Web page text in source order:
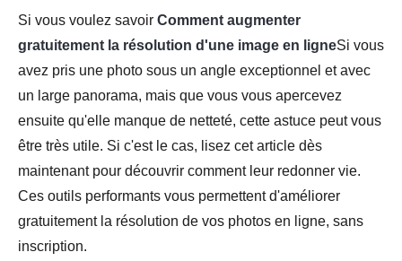
Si vous voulez savoir Comment augmenter
gratuitement la résolution d'une image en ligneSi vous
avez pris une photo sous un angle exceptionnel et avec
un large panorama, mais que vous vous apercevez
ensuite qu'elle manque de netteté, cette astuce peut vous
être très utile. Si c'est le cas, lisez cet article dès
maintenant pour découvrir comment leur redonner vie.
Ces outils performants vous permettent d'améliorer
gratuitement la résolution de vos photos en ligne, sans
inscription.